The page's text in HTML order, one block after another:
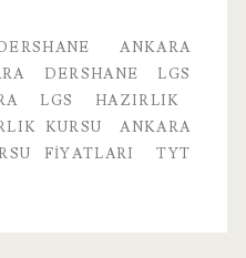
ANKARA
DERSHANE LGS
LGS HAZIRLIK
KURSU
ANKARA
FIYATLARI
TYT